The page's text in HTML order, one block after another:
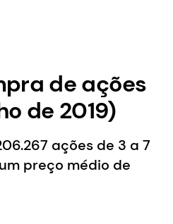
de ações
de 2019)
ações de 3 a 7
preço médio de